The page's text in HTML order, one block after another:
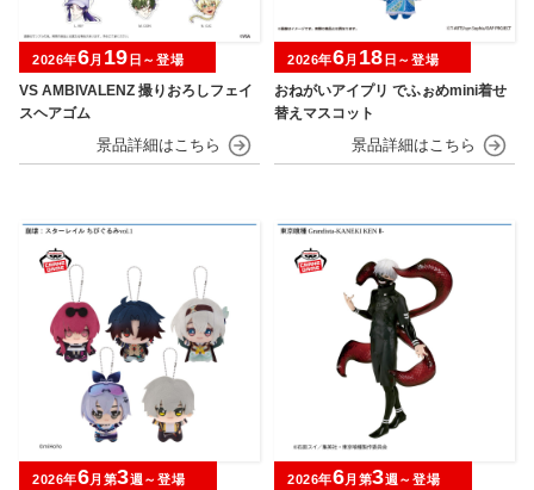
VS AMBIVALENZ 撮りおろしフェイ
スヘアゴム
2026年6月 19 日～登場
おねがいアイプリ でふぉめmini着せ
替えマスコット
2026年6月 18 日～登場
2026年6月第3週～登場 2026年6月第3週～登場